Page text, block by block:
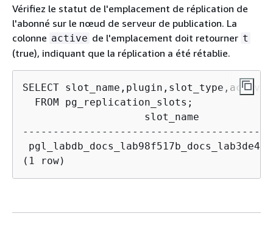
Vérifiez le statut de l'emplacement de réplication de
l'abonné sur le nœud de serveur de publication. La
colonne active de l'emplacement doit retourner t
(true), indiquant que la réplication a été rétablie.
SELECT slot_name,plugin,slot_type,active
slot_name
(1 row)